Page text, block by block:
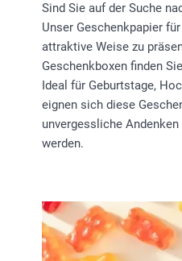
Sind Sie auf der Suche
Unser Geschenkpapier
attraktive Weise zu
Geschenkboxen finden
Ideal für Geburtstage,
eignen sich diese
unvergessliche
werden.